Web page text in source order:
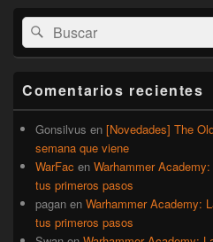
El
área
de
widget
lateral
primaria
Buscar
por:
Buscar
Comentarios recientes
Gonsilvus en [Novedades] The
semana que viene
WarFac en Warhammer
tus primeros pasos
pagan en Warhammer Academy:
tus primeros pasos